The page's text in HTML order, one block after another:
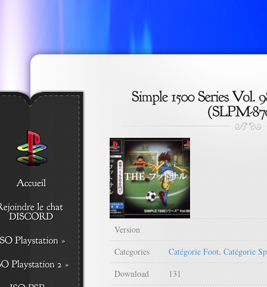
Version
Categories
Catégorie Foot, Catégorie
Download
131